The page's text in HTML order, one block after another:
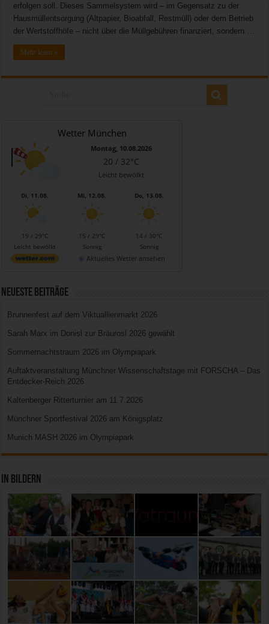
erfolgen soll. Dieses Sammelsystem wird – im Gegensatz zu der
Hausmüllentsorgung (Altpapier, Bioabfall, Restmüll) oder dem Betrieb
der Wertstoffhöfe – nicht über die Müllgebühren finanziert, sondern …
Mehr lesen »
Wetter München
Montag, 10.08.2026
20 / 32°C
Leicht bewölkt
Di, 11.08.
19 / 29°C
Leicht bewölkt
Mi, 12.08.
15 / 29°C
Sonnig
Do, 13.08.
14 / 30°C
Sonnig
Aktuelles Wetter ansehen
Neueste Beiträge
Brunnenfest auf dem Viktuallienmarkt 2026
Sarah Marx im Donisl zur Bräurosl 2026 gewählt
Sommernachtstraum 2026 im Olympiapark
Auftaktveranstaltung Münchner Wissenschaftstage mit FORSCHA – Das
Entdecker-Reich 2026
Kaltenberger Ritterturnier am 11.7.2026
Münchner Sportfestival 2026 am Königsplatz
Munich MASH 2026 im Olympiapark
In Bildern